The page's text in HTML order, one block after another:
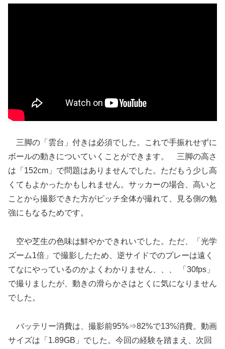
三脚の「雲台」付きは必須でした。これで手振れせずに
ボールの動きについていくことができます。 三脚の高さ
は「152cm」で問題はありませんでした。ただもう少し高
くてもよかったかもしれません。サッカーの場合、高いと
ことから撮影できた方がピッチ全体が撮れて、見る側の勉
強にもなるためです。
空や芝生の色味は鮮やかできれいでした。ただ、「光学
ズーム1倍」で撮影したため、逆サイドでのプレーは遠く
てなにやっているのかよくわかりません、、、 「30fps」
で撮りましたが、動きの滑らかさはとくに気になりません
でした。
バッテリー消費は、撮影前95%⇒82%で13%消費。動画
サイズは「1.89GB」でした。今回の経験を踏まえ、次回